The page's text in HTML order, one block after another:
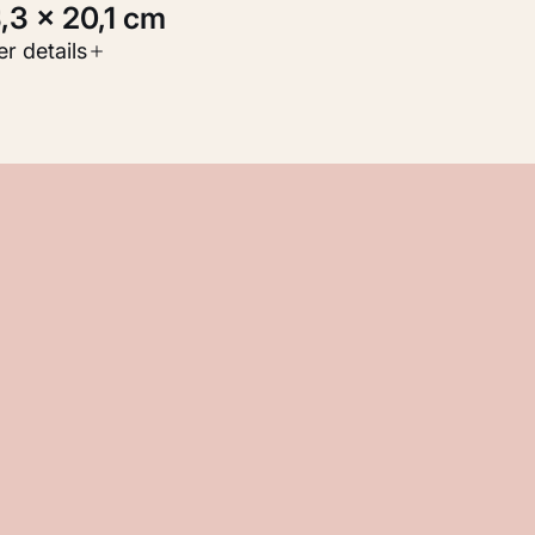
× 20,1 cm
werk
details